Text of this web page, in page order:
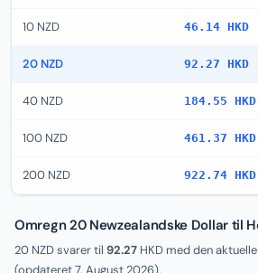
10 NZD 46.14 HKD
20 NZD 92.27 HKD
40 NZD 184.55 HKD
100 NZD 461.37 HKD
200 NZD 922.74 HKD
Omregn 20 Newzealandske Dollar til
20 NZD svarer til 92.27 HKD med den
(opdateret7. August 2026).